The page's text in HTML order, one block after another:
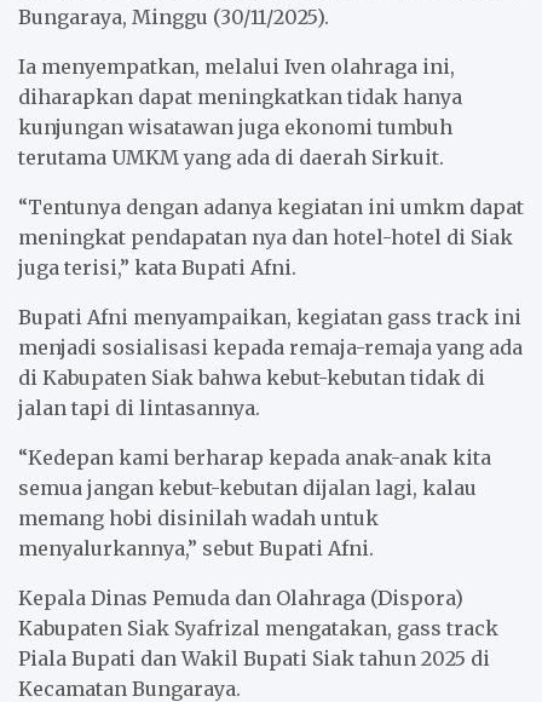
Bungaraya, Minggu (30/11/2025).
Ia menyempatkan, melalui Iven olahraga ini,
diharapkan dapat meningkatkan tidak hanya
kunjungan wisatawan juga ekonomi tumbuh
terutama UMKM yang ada di daerah Sirkuit.
“Tentunya dengan adanya kegiatan ini umkm dapat
meningkat pendapatan nya dan hotel-hotel di Siak
juga terisi,” kata Bupati Afni.
Bupati Afni menyampaikan, kegiatan gass track ini
menjadi sosialisasi kepada remaja-remaja yang ada
di Kabupaten Siak bahwa kebut-kebutan tidak di
jalan tapi di lintasannya.
“Kedepan kami berharap kepada anak-anak kita
semua jangan kebut-kebutan dijalan lagi, kalau
memang hobi disinilah wadah untuk
menyalurkannya,” sebut Bupati Afni.
Kepala Dinas Pemuda dan Olahraga (Dispora)
Kabupaten Siak Syafrizal mengatakan, gass track
Piala Bupati dan Wakil Bupati Siak tahun 2025 di
Kecamatan Bungaraya.